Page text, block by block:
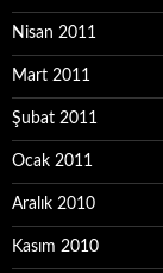
Nisan 2011
Mart 2011
Şubat 2011
Ocak 2011
Aralık 2010
Kasım 2010